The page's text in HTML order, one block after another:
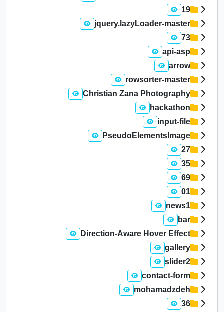
19
jquery.lazyLoader-master
73
api-asp
arrow
rowsorter-master
Christian Zana Photography
hackathon
input-file
PseudoElementsImage
27
35
69
01
news1
bar
Direction-Aware Hover Effect
gallery
slider2
contact-form
mohamadzdeh
36